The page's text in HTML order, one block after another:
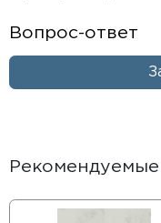
Вопрос-ответ
Рекомендуемые